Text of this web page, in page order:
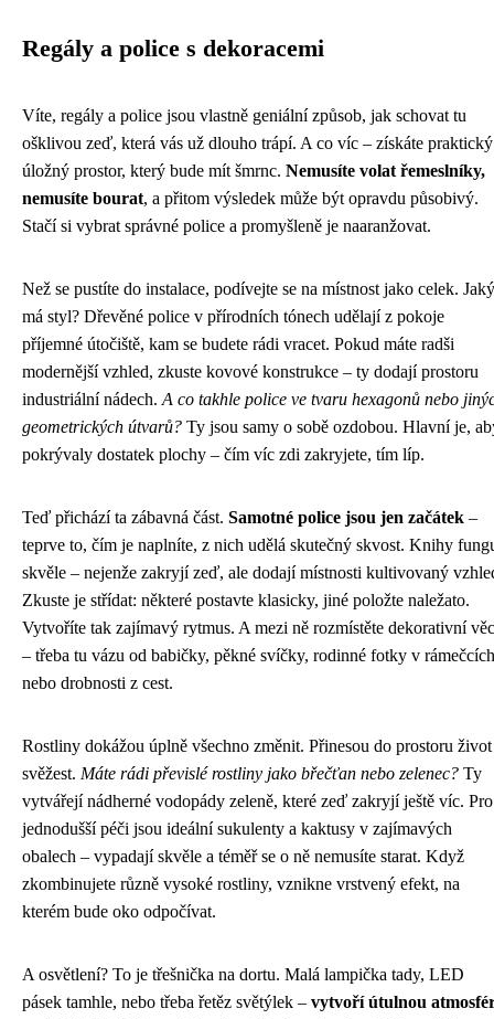
Regály a police s dekoracemi
Víte, regály a police jsou vlastně geniální způsob, jak schovat tu
ošklivou zeď, která vás už dlouho trápí. A co víc – získáte praktický
úložný prostor, který bude mít šmrnc. Nemusíte volat řemeslníky,
nemusíte bourat, a přitom výsledek může být opravdu působivý.
Stačí si vybrat správné police a promyšleně je naaranžovat.
Než se pustíte do instalace, podívejte se na místnost jako celek. Jaký
má styl? Dřevěné police v přírodních tónech udělají z pokoje
příjemné útočiště, kam se budete rádi vracet. Pokud máte radši
modernější vzhled, zkuste kovové konstrukce – ty dodají prostoru
industriální nádech. A co takhle police ve tvaru hexagonů nebo
geometrických útvarů? Ty jsou samy o sobě ozdobou. Hlavní je,
pokrývaly dostatek plochy – čím víc zdi zakryjete, tím líp.
Teď přichází ta zábavná část. Samotné police jsou jen začátek –
teprve to, čím je naplníte, z nich udělá skutečný skvost. Knihy
skvěle – nejenže zakryjí zeď, ale dodají místnosti kultivovaný
Zkuste je střídat: některé postavte klasicky, jiné položte naležato.
Vytvoříte tak zajímavý rytmus. A mezi ně rozmístěte dekorativní
– třeba tu vázu od babičky, pěkné svíčky, rodinné fotky v rámečcích
nebo drobnosti z cest.
Rostliny dokážou úplně všechno změnit. Přinesou do prostoru život
svěžest. Máte rádi převislé rostliny jako břečťan nebo zelenec? Ty
vytvářejí nádherné vodopády zeleně, které zeď zakryjí ještě víc. Pro
jednodušší péči jsou ideální sukulenty a kaktusy v zajímavých
obalech – vypadají skvěle a téměř se o ně nemusíte starat. Když
zkombinujete různě vysoké rostliny, vznikne vrstvený efekt, na
kterém bude oko odpočívat.
A osvětlení? To je třešnička na dortu. Malá lampička tady, LED
pásek tamhle, nebo třeba řetěz světýlek – vytvoří útulnou